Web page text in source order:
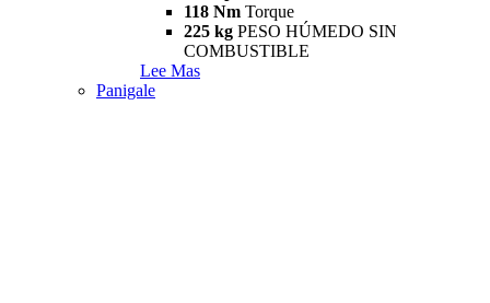
118 Nm Torque
225 kg PESO HÚMEDO SIN
COMBUSTIBLE
Lee Mas
Panigale